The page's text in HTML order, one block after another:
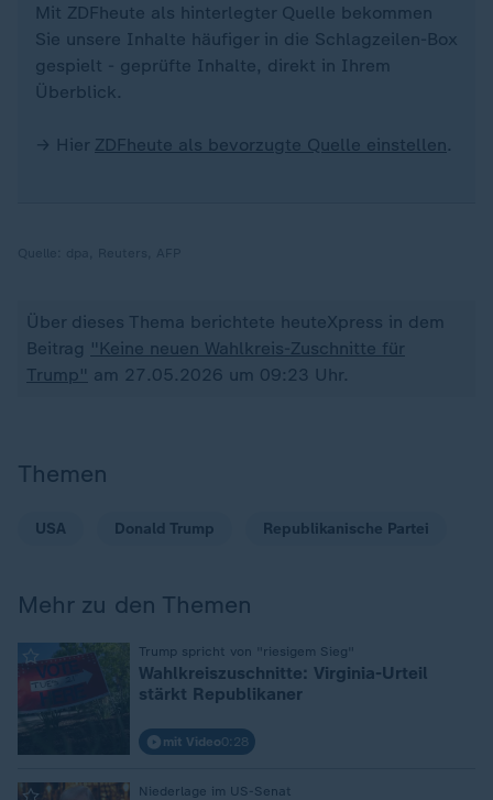
Mit ZDFheute als hinterlegter Quelle bekommen
Sie unsere Inhalte häufiger in die Schlagzeilen-Box
gespielt - geprüfte Inhalte, direkt in Ihrem
Überblick.
→ Hier ZDFheute als bevorzugte Quelle einstellen.
Über dieses Thema berichtete heuteXpress in dem
Beitrag "Keine neuen Wahlkreis-Zuschnitte für
Trump" am 27.05.2026 um 09:23 Uhr.
Themen
USA Donald Trump Republikanische Partei
Mehr zu den Themen
Trump spricht von "riesigem Sieg"
Wahlkreiszuschnitte: Virginia-Urteil
stärkt Republikaner
mit Video0:28
Niederlage im US-Senat